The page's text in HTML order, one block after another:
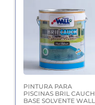
PINTURA PARA
PISCINAS BRIL CAUCH
BASE SOLVENTE WALL